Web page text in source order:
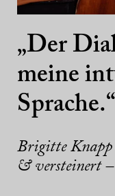
„Der
meine
Sprache.“
Brigitte
& versteinert –